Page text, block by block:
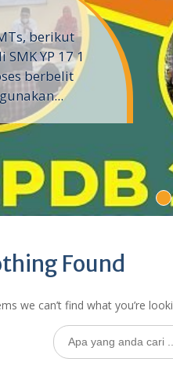
berikut
YP 17 1
berbelit
Found
we can’t find what you’re
Search
for: